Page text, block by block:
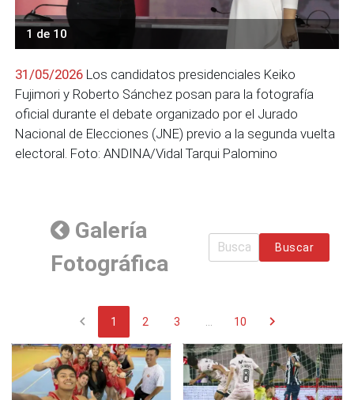
1 de 10
31/05/2026 Los candidatos presidenciales Keiko
Fujimori y Roberto Sánchez posan para la fotografía
oficial durante el debate organizado por el Jurado
Nacional de Elecciones (JNE) previo a la segunda vuelta
electoral. Foto: ANDINA/Vidal Tarqui Palomino
Galería
Fotográfica
Buscar
chevron_left 1 2 3 10 chevron_right